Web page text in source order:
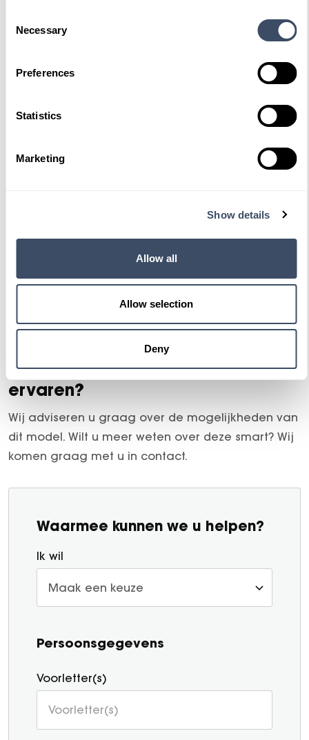
Selection
Necessary
Preferences
Statistics
Marketing
Show details
Allow all
Allow selection
Deny
Summit Edition 100 kWh
49.950,-
Bent u klaar om een smart te
ervaren?
Wij adviseren u graag over de mogelijkheden van
dit model. Wilt u meer weten over deze smart? Wij
komen graag met u in contact.
Waarmee kunnen we u helpen?
Ik wil
Persoonsgegevens
Voorletter(s)